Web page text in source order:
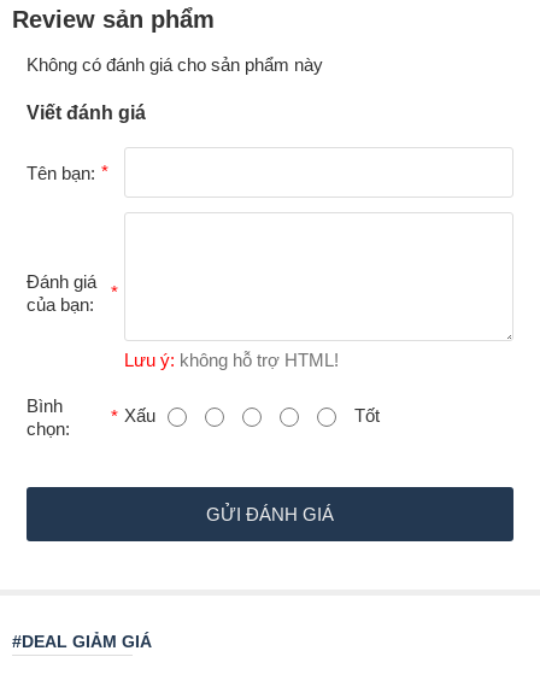
Review sản phẩm
Không có đánh giá cho sản phẩm này
Viết đánh giá
Tên bạn:
Đánh giá
của bạn:
Lưu ý: không hỗ trợ HTML!
B
ì
n
Bình
chọn:
Xấu Tốt
GỬI ĐÁNH GIÁ
#DEAL GIẢM GIÁ